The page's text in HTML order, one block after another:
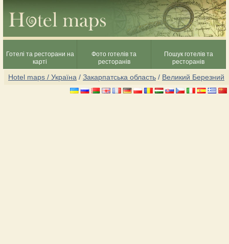
Готелі та ресторани на
карті
Фото готелів та
ресторанів
Пошук готелів та
ресторанів
Hotel maps / Україна / Закарпатська область / Великий Березний